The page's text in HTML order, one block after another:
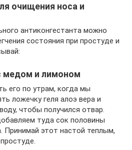
очищения носа и
антиконгестанта можно
состояния при простуде и
медом и лимоном
его по утрам, когда мы
ложечку геля алоэ вера и
чтобы получился отвар.
туда сок половины
Принимай этот настой теплым,